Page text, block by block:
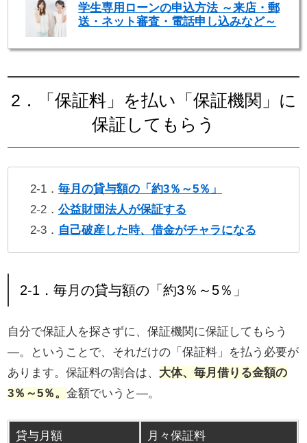
学生専用ローンの申込方法 ～来店・郵
送・ネット審査・電話申し込みなど～
2．「保証料」を払い「保証機関」に
保証してもらう
2-1． 毎月の貸与額の「約3％～5％」
2-2． 公益財団法人が保証する
2-3． 自己破産した時、借金がチャラになる
2-1．毎月の貸与額の「約3％～5％」
自分で保証人を探さずに、保証機関に保証してもらう
―。ということで、それだけの「保証料」を払う必要が
あります。保証料の割合は、 大体、毎月借りる金額の
3％～5％。金額でいうと―。
貸与月額 月々保証料